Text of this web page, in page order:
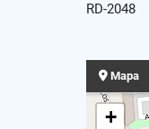
RD-2048
Mapa
+